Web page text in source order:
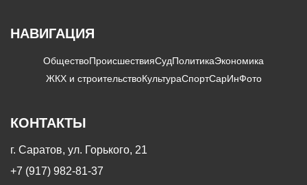
НАВИГАЦИЯ
ОбществоПроисшествияСудПолитикаЭкономика
ЖКХ и строительствоКультураСпортСарИнФото
КОНТАКТЫ
г. Саратов, ул. Горького, 21
+7 (917) 982-81-37